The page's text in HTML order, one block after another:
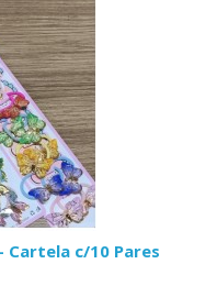
Cartela c/10 Pares